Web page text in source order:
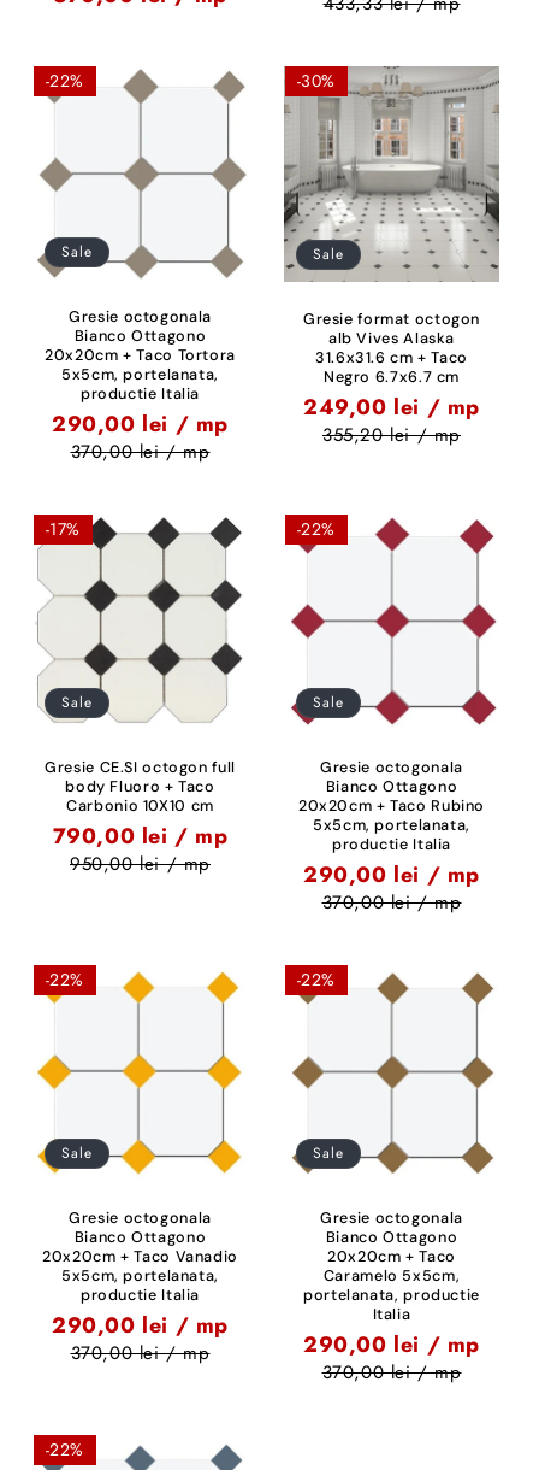
-22%
Sale
Gresie octogonala
Bianco Ottagono
20x20cm + Taco Tortora
5x5cm, portelanata,
productie Italia
290,00 lei / mp
370,00 lei / mp
-30%
Sale
Gresie format octogon
alb Vives Alaska
31.6x31.6 cm + Taco
Negro 6.7x6.7 cm
249,00 lei / mp
355,20 lei / mp
-17%
Sale
Gresie CE.SI octogon full
body Fluoro + Taco
Carbonio 10X10 cm
790,00 lei / mp
950,00 lei / mp
-22%
Sale
Gresie octogonala
Bianco Ottagono
20x20cm + Taco Rubino
5x5cm, portelanata,
productie Italia
290,00 lei / mp
370,00 lei / mp
-22%
Sale
Gresie octogonala
Bianco Ottagono
20x20cm + Taco Vanadio
5x5cm, portelanata,
productie Italia
290,00 lei / mp
370,00 lei / mp
-22%
Sale
Gresie octogonala
Bianco Ottagono
20x20cm + Taco
Caramelo 5x5cm,
portelanata, productie
Italia
290,00 lei / mp
370,00 lei / mp
-22%